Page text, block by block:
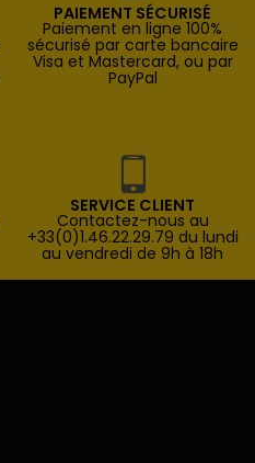
PAIEMENT SÉCURISÉ
Paiement en ligne 100%
sécurisé par carte bancaire
Visa et Mastercard, ou par
PayPal
SERVICE CLIENT
Contactez-nous au
+33(0)1.46.22.29.79 du lundi
au vendredi de 9h à 18h